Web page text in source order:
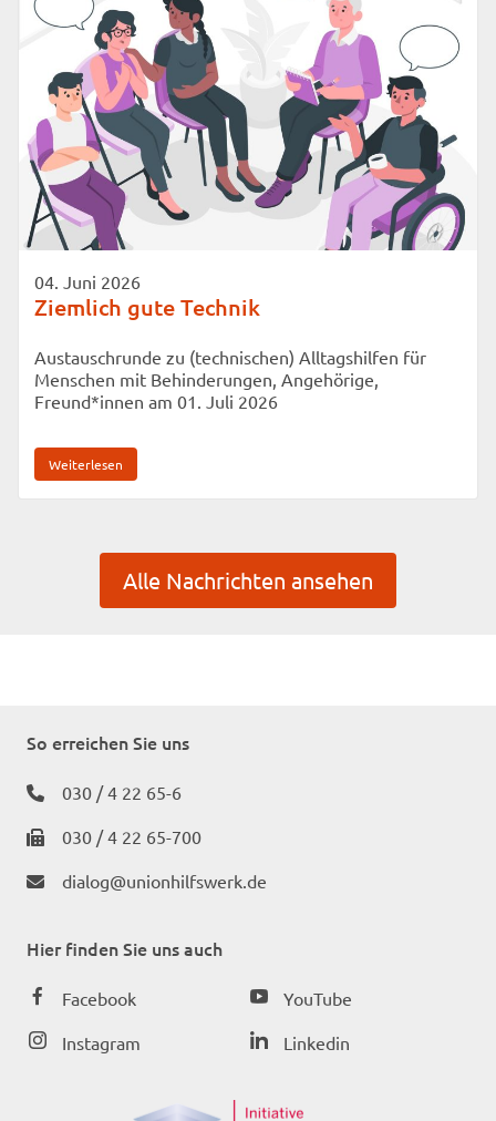
04. Juni 2026
Ziemlich gute Technik
Austauschrunde zu (technischen) Alltagshilfen für
Menschen mit Behinderungen, Angehörige,
Freund*innen am 01. Juli 2026
Weiterlesen
Alle Nachrichten ansehen
So erreichen Sie uns
030 / 4 22 65-6
030 / 4 22 65-700
dialog@unionhilfswerk.de
Hier finden Sie uns auch
Facebook
Instagram
YouTube
Linkedin